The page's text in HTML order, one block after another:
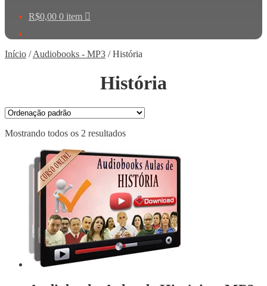
R$0,00 0 item
Início /Audiobooks - MP3 /História
História
Mostrando todos os 2 resultados